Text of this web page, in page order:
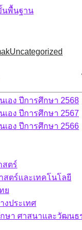
นพื้นฐาน
เอง ปีการศึกษา 2568
เอง ปีการศึกษา 2567
เอง ปีการศึกษา 2566
สตร์
สตร์และเทคโนโลยี
ย
งประเทศ
ษา ศาสนาและวัฒนธ
Uncategorized